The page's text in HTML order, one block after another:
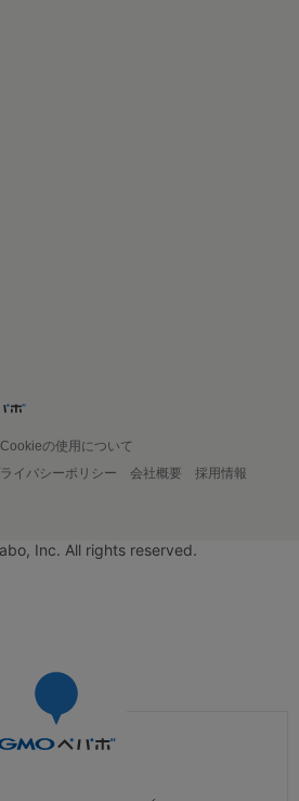
Cookieの使用について
イバシーポリシー 会社概要
採用情報
Inc. All rights reserved.